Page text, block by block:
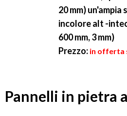
20 mm) un'ampia
incolore alt -
600 mm, 3 mm)
Prezzo: in offerta
Pannelli in pietra